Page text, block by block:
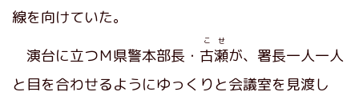
線を向けていた。
演台に立つＭ県警本部長・ 古瀬
こせ
が、署長一人一人
と目を合わせるようにゆっくりと会議室を見渡し